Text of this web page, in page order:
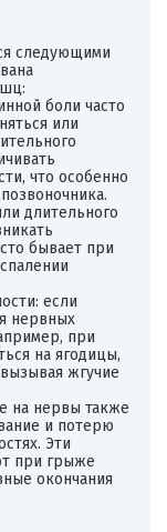
следующими
боли часто
или
что особенно
длительного
бывает при
если
нервных
при
на ягодицы,
жгучие
на нервы также
и потерю
Эти
при грыже
окончания